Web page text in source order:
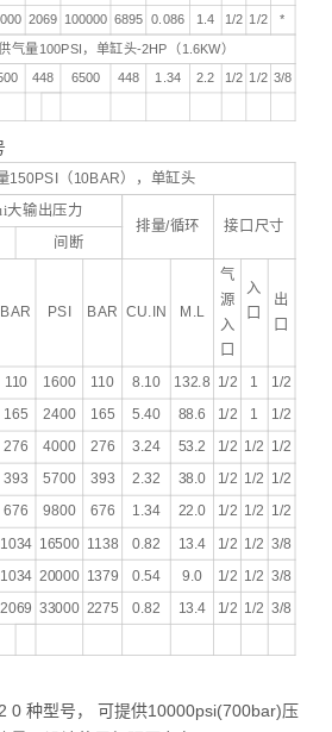
2069 100000 6895 0.086 1.4 1/2 1/2 *
气量100PSI ，单缸头-2HP （ 1.6KW）
448 6500 448 1.34 2.2 1/2 1/2 3/8
150PSI （ 10BAR），单缸头
大输出压力
排量/循环 接口尺寸
间断
BAR PSI BAR CU.IN M.L
气
源
入
口
入
口
出
口
110 1600 110 8.10 132.8 1/2 1 1/2
165 2400 165 5.40 88.6 1/2 1 1/2
276 4000 276 3.24 53.2 1/2 1/2 1/2
393 5700 393 2.32 38.0 1/2 1/2 1/2
676 9800 676 1.34 22.0 1/2 1/2 1/2
1034 16500 1138 0.82 13.4 1/2 1/2 3/8
1034 20000 1379 0.54 9.0 1/2 1/2 3/8
2069 33000 2275 0.82 13.4 1/2 1/2 3/8
0 种型号， 可提供10000psi(700bar)压